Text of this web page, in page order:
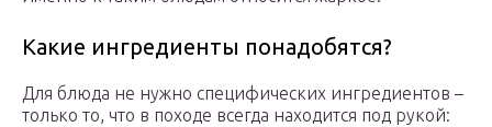
Какие ингредиенты понадобятся?
Для блюда не нужно специфических ингредиентов –
только то, что в походе всегда находится под рукой: